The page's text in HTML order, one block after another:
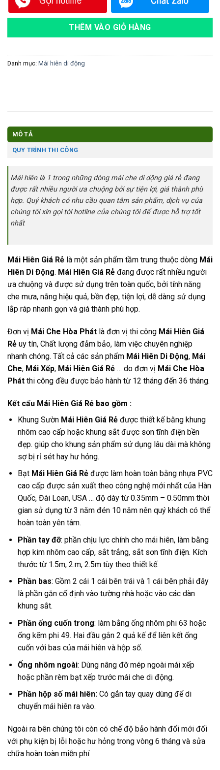
THÊM VÀO GIỎ HÀNG
Danh mục: Mái hiên di động
MÔ TẢ
QUY TRÌNH THI CÔNG
Mái hiên là 1 trong những dòng mái che di dộng giá rẻ đang
được rất nhiều người ưa chuộng bởi sự tiện lợi, giá thành phù
hợp. Quý khách có nhu cầu quan tâm sản phẩm, dịch vụ của
chúng tôi xin gọi tới hotline của chúng tôi để được hỗ trợ tốt
nhất
Mái Hiên Giá Rẻ là một sản phẩm tầm trung thuộc dòng Mái
Hiên Di Động. Mái Hiên Giá Rẻ đang được rất nhiều người
ưa chuộng và được sử dụng trên toàn quốc, bởi tính năng
che mưa, nắng hiệu quả, bền đẹp, tiện lợi, dễ dàng sử dụng
lắp ráp nhanh gọn và giá thành phù hợp.
Đơn vị Mái Che Hòa Phát là đơn vị thi công Mái Hiên Giá
Rẻ uy tín, Chất lượng đảm bảo, làm việc chuyên nghiệp
nhanh chóng. Tất cả các sản phẩm Mái Hiên Di Động, Mái
Che, Mái Xếp, Mái Hiên Giá Rẻ … do đơn vị Mái Che Hòa
Phát thi công đều được bảo hành từ 12 tháng đến 36 tháng.
Kết cấu Mái Hiên Giá Rẻ bao gồm :
Khung Sườn Mái Hiên Giá Rẻđược thiết kế bằng khung
nhôm cao cấp hoặc khung sắt được sơn tĩnh điện bền
đẹp. giúp cho khung sản phẩm sử dụng lâu dài mà không
sợ bị rỉ sét hay hư hỏng.
Bạt Mái Hiên Giá Rẻ được làm hoàn toàn bằng nhựa PVC
cao cấp được sản xuất theo công nghệ mới nhất của Hàn
Quốc, Đài Loan, USA … độ dày từ 0.35mm – 0.50mm thời
gian sử dụng từ 3 năm đén 10 năm nên quý khách có thể
hoàn toàn yên tâm.
Phần tay đỡ: phần chịu lực chính cho mái hiên, làm bằng
hợp kim nhôm cao cấp, sắt trắng, sắt sơn tĩnh điện. Kích
thước từ 1.5m, 2.m, 2.5m tùy theo thiết kế.
Phần bas: Gồm 2 cái 1 cái bên trái và 1 cái bên phải đây
là phần gắn cố định vào tường nhà hoặc vào các dàn
khung sắt.
Phần ống cuốn trong: làm bằng ống nhôm phi 63 hoặc
ống kẽm phi 49. Hai đầu gắn 2 quả kế để liên kết ống
cuốn với bas của mái hiên và hộp số.
Ống nhôm ngoài: Dùng nâng đỡ mép ngoài mái xếp
hoặc phần rèm bạt xếp trước mái che di động.
Phần hộp số mái hiên: Có gắn tay quay dùng để di
chuyển mái hiên ra vào.
Ngoài ra bên chúng tôi còn có chế độ bảo hành đổi mới đối
với phụ kiện bị lỗi hoặc hư hỏng trong vòng 6 tháng và sửa
chữa hoàn toàn miễn phí